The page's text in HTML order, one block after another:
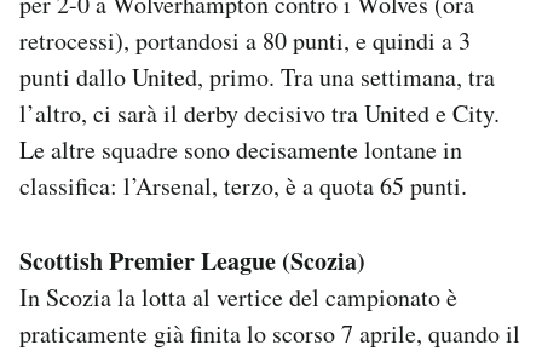
retrocessi), portandosi a 80 punti, e quindi a 3
punti dallo United, primo. Tra una settimana, tra
l’altro, ci sarà il derby decisivo tra United e City.
Le altre squadre sono decisamente lontane in
classifica: l’Arsenal, terzo, è a quota 65 punti.
Scottish Premier League (Scozia)
In Scozia la lotta al vertice del campionato è
praticamente già finita lo scorso 7 aprile, quando il